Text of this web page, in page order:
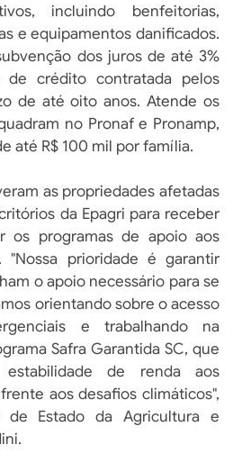
incluindo benfeitorias,
e equipamentos danificados.
dos juros de até 3%
crédito contratada pelos
de até oito anos. Atende os
no Pronaf e Pronamp,
até R$ 100 mil por família.
as propriedades afetadas
da Epagri para receber
os programas de apoio aos
"Nossa prioridade é garantir
o apoio necessário para se
orientando sobre o acesso
e trabalhando na
Safra Garantida SC, que
de renda aos
aos desafios climáticos",
de Estado da Agricultura e